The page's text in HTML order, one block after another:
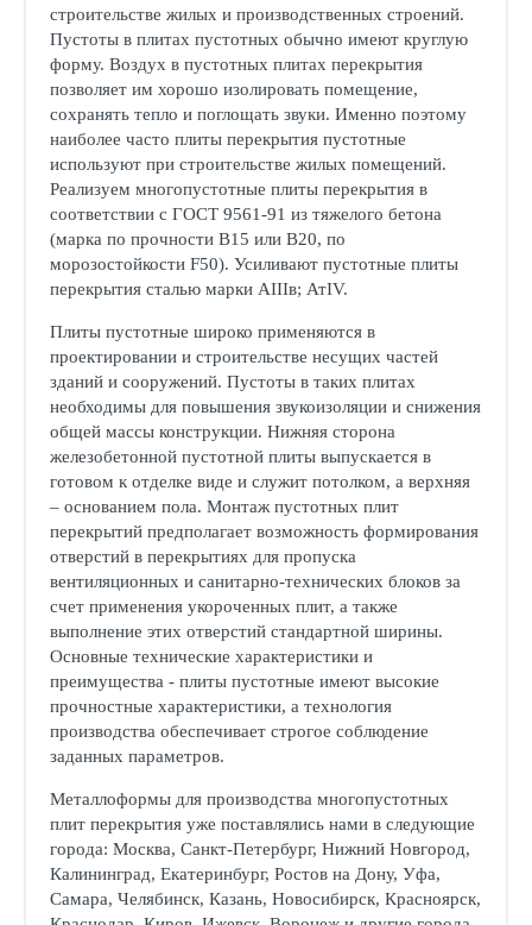
строительстве жилых и производственных строений.
Пустоты в плитах пустотных обычно имеют круглую
форму. Воздух в пустотных плитах перекрытия
позволяет им хорошо изолировать помещение,
сохранять тепло и поглощать звуки. Именно поэтому
наиболее часто плиты перекрытия пустотные
используют при строительстве жилых помещений.
Реализуем многопустотные плиты перекрытия в
соответствии с ГОСТ 9561-91 из тяжелого бетона
(марка по прочности В15 или В20, по
морозостойкости F50). Усиливают пустотные плиты
перекрытия сталью марки АIIIв; АтIV.
Плиты пустотные широко применяются в
проектировании и строительстве несущих частей
зданий и сооружений. Пустоты в таких плитах
необходимы для повышения звукоизоляции и снижения
общей массы конструкции. Нижняя сторона
железобетонной пустотной плиты выпускается в
готовом к отделке виде и служит потолком, а верхняя
– основанием пола. Монтаж пустотных плит
перекрытий предполагает возможность формирования
отверстий в перекрытиях для пропуска
вентиляционных и санитарно-технических блоков за
счет применения укороченных плит, а также
выполнение этих отверстий стандартной ширины.
Основные технические характеристики и
преимущества - плиты пустотные имеют высокие
прочностные характеристики, а технология
производства обеспечивает строгое соблюдение
заданных параметров.
Металлоформы для производства многопустотных
плит перекрытия уже поставлялись нами в следующие
города: Москва, Санкт-Петербург, Нижний Новгород,
Калининград, Екатеринбург, Ростов на Дону, Уфа,
Самара, Челябинск, Казань, Новосибирск, Красноярск,